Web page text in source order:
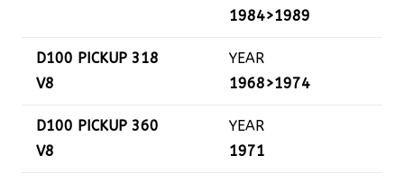
1984>1989
D100 PICKUP 318
V8
YEAR
1968>1974
D100 PICKUP 360
V8
YEAR
1971